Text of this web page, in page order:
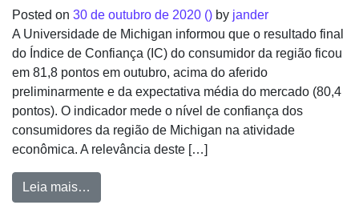
Posted on 30 de outubro de 2020 () by jander
A Universidade de Michigan informou que o resultado final
do Índice de Confiança (IC) do consumidor da região ficou
em 81,8 pontos em outubro, acima do aferido
preliminarmente e da expectativa média do mercado (80,4
pontos). O indicador mede o nível de confiança dos
consumidores da região de Michigan na atividade
econômica. A relevância deste […]
Leia mais…